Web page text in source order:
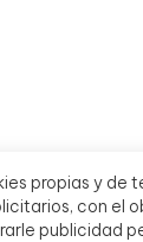
propias y de
con el
publicidad